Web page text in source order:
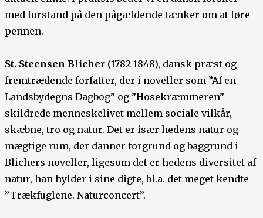
med forstand på den pågældende tænker om at føre
pennen.
St. Steensen Blicher (1782-1848), dansk præst og
fremtrædende forfatter, der i noveller som ”Af en
Landsbydegns Dagbog” og ”Hosekræmmeren”
skildrede menneskelivet mellem sociale vilkår,
skæbne, tro og natur. Det er især hedens natur og
mægtige rum, der danner forgrund og baggrund i
Blichers noveller, ligesom det er hedens diversitet af
natur, han hylder i sine digte, bl.a. det meget kendte
”Trækfuglene. Naturconcert”.